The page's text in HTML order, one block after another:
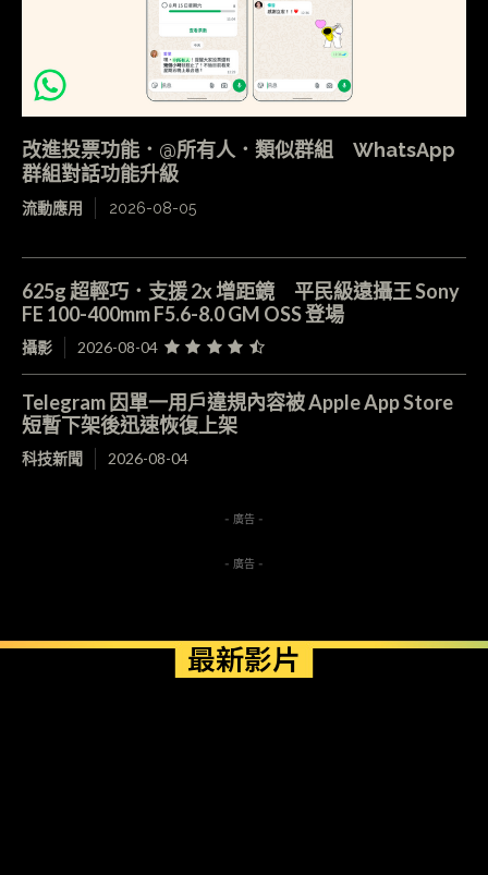
改進投票功能．@所有人．類似群組 WhatsApp
群組對話功能升級
流動應用 2026-08-05
625g 超輕巧．支援 2x 增距鏡 平民級遠攝王 Sony
FE 100-400mm F5.6-8.0 GM OSS 登場
攝影 2026-08-04
Telegram 因單一用戶違規內容被 Apple App Store
短暫下架後迅速恢復上架
科技新聞 2026-08-04
- 廣告 -
- 廣告 -
最新影片